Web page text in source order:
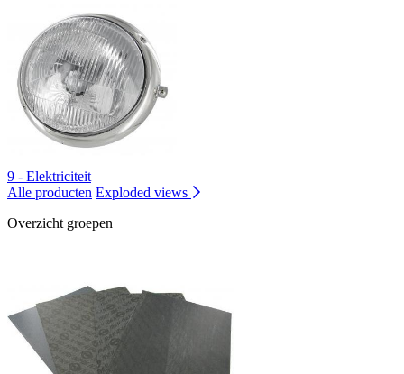
9 - Elektriciteit
Alle producten Exploded views
Overzicht groepen